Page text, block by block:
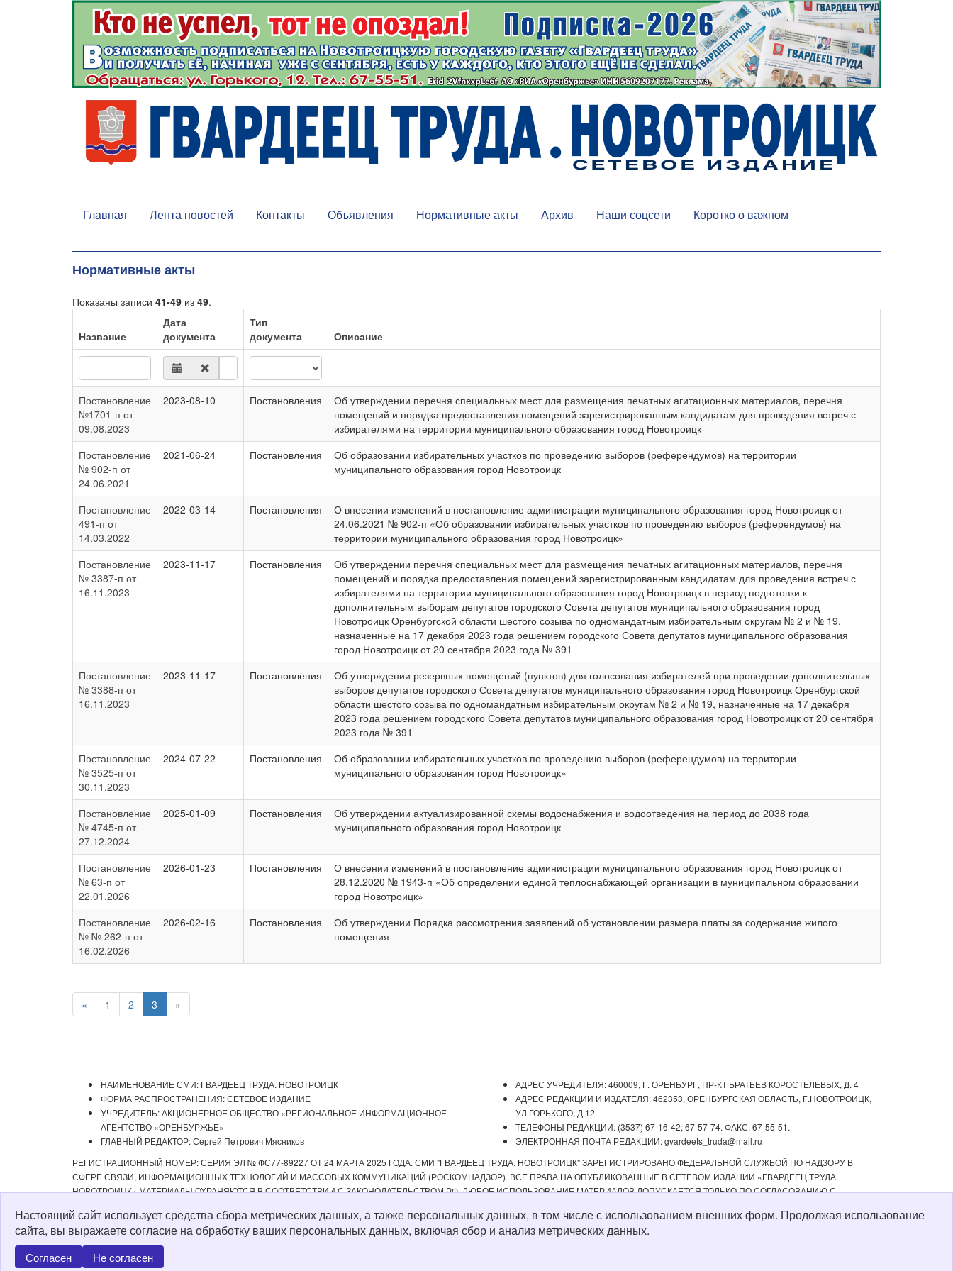
Главная Лента новостей Контакты Объявления Нормативные акты Архив Наши соцсети Коротко о важном
Нормативные акты
Показаны записи 41-49 из 49.
Название
Дата
документа
Тип
документа
Описание
Постановление
№1701-п от
09.08.2023
2023-08-10 Постановления
Об утверждении перечня специальных мест для размещения печатных агитационных материалов, перечня
помещений и порядка предоставления помещений зарегистрированным кандидатам для проведения встреч с
избирателями на территории муниципального образования город Новотроицк
Постановление
№ 902-п от
24.06.2021
2021-06-24 Постановления
Об образовании избирательных участков по проведению выборов (референдумов) на территории
муниципального образования город Новотроицк
Постановление
491-п от
14.03.2022
2022-03-14 Постановления
О внесении изменений в постановление администрации муниципального образования город Новотроицк от
24.06.2021 № 902-п «Об образовании избирательных участков по проведению выборов (референдумов) на
территории муниципального образования город Новотроицк»
Постановление
№ 3387-п от
16.11.2023
2023-11-17 Постановления
Об утверждении перечня специальных мест для размещения печатных агитационных материалов, перечня
помещений и порядка предоставления помещений зарегистрированным кандидатам для проведения встреч с
избирателями на территории муниципального образования город Новотроицк в период подготовки к
дополнительным выборам депутатов городского Совета депутатов муниципального образования город
Новотроицк Оренбургской области шестого созыва по одномандатным избирательным округам № 2 и № 19,
назначенные на 17 декабря 2023 года решением городского Совета депутатов муниципального образования
город Новотроицк от 20 сентября 2023 года № 391
Постановление
№ 3388-п от
16.11.2023
2023-11-17 Постановления
Об утверждении резервных помещений (пунктов) для голосования избирателей при проведении дополнительных
выборов депутатов городского Совета депутатов муниципального образования город Новотроицк Оренбургской
области шестого созыва по одномандатным избирательным округам № 2 и № 19, назначенные на 17 декабря
2023 года решением городского Совета депутатов муниципального образования город Новотроицк от 20 сентября
2023 года № 391
Постановление
№ 3525-п от
30.11.2023
2024-07-22 Постановления
Об образовании избирательных участков по проведению выборов (референдумов) на территории
муниципального образования город Новотроицк»
Постановление
№ 4745-п от
27.12.2024
2025-01-09 Постановления
Об утверждении актуализированной схемы водоснабжения и водоотведения на период до 2038 года
муниципального образования город Новотроицк
Постановление
№ 63-п от
22.01.2026
2026-01-23 Постановления
О внесении изменений в постановление администрации муниципального образования город Новотроицк от
28.12.2020 № 1943-п «Об определении единой теплоснабжающей организации в муниципальном образовании
город Новотроицк»
Постановление
№ № 262-п от
16.02.2026
2026-02-16 Постановления
Об утверждении Порядка рассмотрения заявлений об установлении размера платы за содержание жилого
помещения
« 1 2 3 »
НАИМЕНОВАНИЕ СМИ: ГВАРДЕЕЦ ТРУДА. НОВОТРОИЦК
ФОРМА РАСПРОСТРАНЕНИЯ: СЕТЕВОЕ ИЗДАНИЕ
УЧРЕДИТЕЛЬ: АКЦИОНЕРНОЕ ОБЩЕСТВО «РЕГИОНАЛЬНОЕ ИНФОРМАЦИОННОЕ
АГЕНТСТВО «ОРЕНБУРЖЬЕ»
ГЛАВНЫЙ РЕДАКТОР: Сергей Петрович Мясников
АДРЕС УЧРЕДИТЕЛЯ: 460009, Г. ОРЕНБУРГ, ПР-КТ БРАТЬЕВ КОРОСТЕЛЕВЫХ, Д. 4
АДРЕС РЕДАКЦИИ И ИЗДАТЕЛЯ: 462353, ОРЕНБУРГСКАЯ ОБЛАСТЬ, Г.НОВОТРОИЦК,
УЛ.ГОРЬКОГО, Д.12.
ТЕЛЕФОНЫ РЕДАКЦИИ: (3537) 67-16-42; 67-57-74. ФАКС: 67-55-51.
ЭЛЕКТРОННАЯ ПОЧТА РЕДАКЦИИ: gvardeets_truda@mail.ru
РЕГИСТРАЦИОННЫЙ НОМЕР: СЕРИЯ ЭЛ № ФС77-89227 ОТ 24 МАРТА 2025 ГОДА. СМИ "ГВАРДЕЕЦ ТРУДА. НОВОТРОИЦК" ЗАРЕГИСТРИРОВАНО ФЕДЕРАЛЬНОЙ СЛУЖБОЙ ПО НАДЗОРУ В
СФЕРЕ СВЯЗИ, ИНФОРМАЦИОННЫХ ТЕХНОЛОГИЙ И МАССОВЫХ КОММУНИКАЦИЙ (РОСКОМНАДЗОР). ВСЕ ПРАВА НА ОПУБЛИКОВАННЫЕ В СЕТЕВОМ ИЗДАНИИ «ГВАРДЕЕЦ ТРУДА.
НОВОТРОИЦК» МАТЕРИАЛЫ ОХРАНЯЮТСЯ В СООТВЕТСТВИИ С ЗАКОНОДАТЕЛЬСТВОМ РФ. ЛЮБОЕ ИСПОЛЬЗОВАНИЕ МАТЕРИАЛОВ ДОПУСКАЕТСЯ ТОЛЬКО ПО СОГЛАСОВАНИЮ С
ИЗДАНИИ «ГВАРДЕЕЦ ТРУДА. НОВОТРОИЦК», А ТАКЖЕ ЗА СОДЕРЖАНИЕ ВЕБ-САЙТОВ, НА КОТОРЫЕ ДАНЫ ГИПЕРССЫЛКИ. ДЛЯ ДЕТЕЙ СТАРШЕ 16 ЛЕТ.
Политика о персональных данных
Настоящий сайт использует средства сбора метрических данных, а также персональных данных, в том числе с использованием внешних форм. Продолжая использование
сайта, вы выражаете согласие на обработку ваших персональных данных, включая сбор и анализ метрических данных.
Согласен Не согласен